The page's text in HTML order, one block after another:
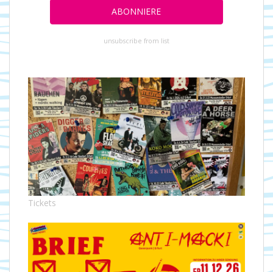
unsubscribe from list
Tickets